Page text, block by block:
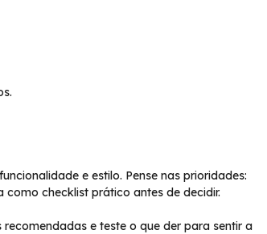
e estilo. Pense nas prioridades:
checklist prático antes de decidir.
e teste o que der para sentir a